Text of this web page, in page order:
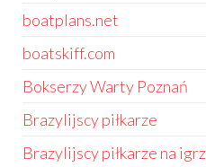
boatplans.net
boatskiff.com
Bokserzy Warty Poznań
Brazylijscy piłkarze
Brazylijscy piłkarze na